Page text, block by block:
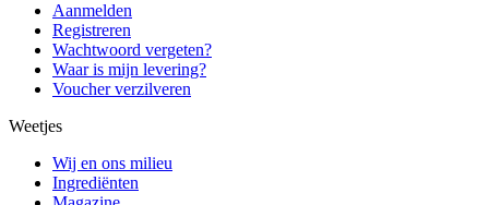
Aanmelden
Registreren
Wachtwoord vergeten?
Waar is mijn levering?
Voucher verzilveren
Weetjes
Wij en ons milieu
Ingrediënten